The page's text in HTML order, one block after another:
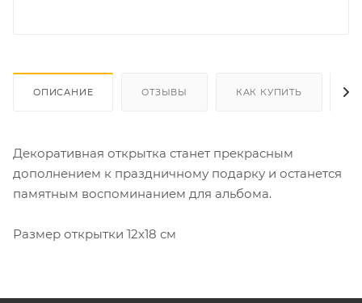
ОПИСАНИЕ ОТЗЫВЫ КАК КУПИТЬ
Декоративная открытка станет прекрасным
дополнением к праздничному подарку и останется
памятным воспоминанием для альбома.
Размер открытки 12х18 см